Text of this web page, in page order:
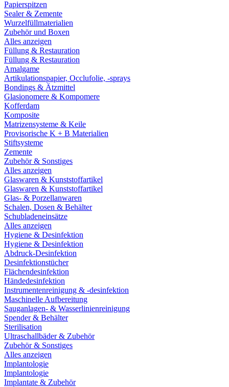
Papierspitzen
Sealer & Zemente
Wurzelfüllmaterialien
Zubehör und Boxen
Alles anzeigen
Füllung & Restauration
Füllung & Restauration
Amalgame
Artikulationspapier, Occlufolie, -sprays
Bondings & Ätzmittel
Glasionomere & Kompomere
Kofferdam
Komposite
Matrizensysteme & Keile
Provisorische K + B Materialien
Stiftsysteme
Zemente
Zubehör & Sonstiges
Alles anzeigen
Glaswaren & Kunststoffartikel
Glaswaren & Kunststoffartikel
Glas- & Porzellanwaren
Schalen, Dosen & Behälter
Schubladeneinsätze
Alles anzeigen
Hygiene & Desinfektion
Hygiene & Desinfektion
Abdruck-Desinfektion
Desinfektionstücher
Flächendesinfektion
Händedesinfektion
Instrumentenreinigung & -desinfektion
Maschinelle Aufbereitung
Sauganlagen- & Wasserlinienreinigung
Spender & Behälter
Sterilisation
Ultraschallbäder & Zubehör
Zubehör & Sonstiges
Alles anzeigen
Implantologie
Implantologie
Implantate & Zubehör